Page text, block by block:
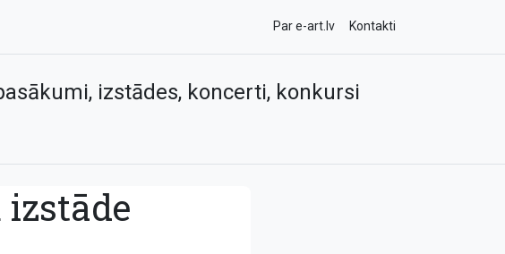
Par e-art.lv Kontakti
izstādes, koncerti, konkursi
izstāde